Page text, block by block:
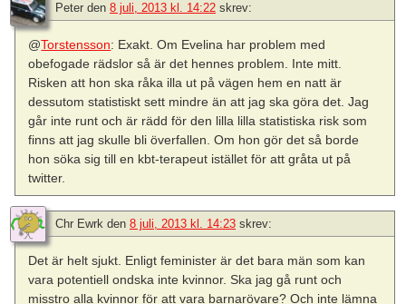
Peter den 8 juli, 2013 kl. 14:22 skrev:
@Torstensson: Exakt. Om Evelina har problem med
obefogade rädslor så är det hennes problem. Inte mitt.
Risken att hon ska råka illa ut på vägen hem en natt är
dessutom statistiskt sett mindre än att jag ska göra det. Jag
går inte runt och är rädd för den lilla lilla statistiska risk som
finns att jag skulle bli överfallen. Om hon gör det så borde
hon söka sig till en kbt-terapeut istället för att gråta ut på
twitter.
Chr Ewrk den 8 juli, 2013 kl. 14:23 skrev:
Det är helt sjukt. Enligt feminister är det bara män som kan
vara potentiell ondska inte kvinnor. Ska jag gå runt och
misstro alla kvinnor för att vara barnarövare? Och inte lämna